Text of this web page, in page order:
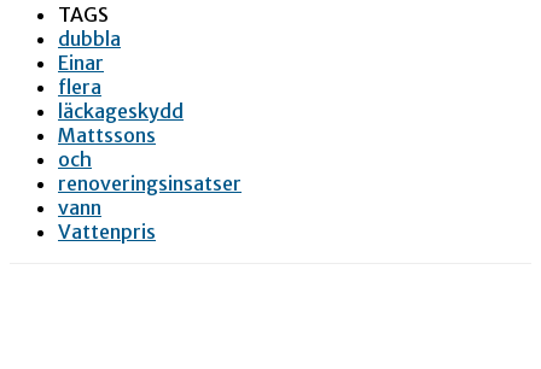
TAGS
dubbla
Einar
flera
läckageskydd
Mattssons
och
renoveringsinsatser
vann
Vattenpris